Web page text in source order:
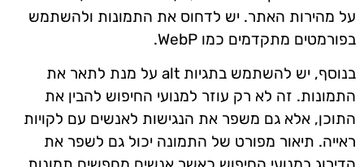
על מהירות האתר. יש לדחוס את התמונות ולהשתמש
בפורמטים מתקדמים כמו WebP.
בנוסף, יש להשתמש בתגיות alt על מנת לתאר את
התמונות. זה לא רק עוזר למנועי החיפוש להבין את
התוכן, אלא גם משפר את הנגישות לאנשים עם לקויות
ראייה. תיאור מפורט של התמונה יכול גם לשפר את